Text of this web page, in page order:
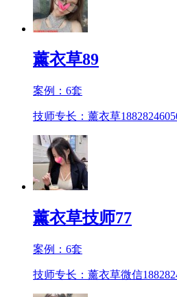
薰衣草89
案例： 6套
技师专长：薰衣草
薰衣草技师77
案例： 6套
技师专长：薰衣草微信